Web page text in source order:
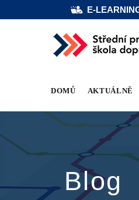
E-
DOMŮ AKTUÁLNĚ
Blog